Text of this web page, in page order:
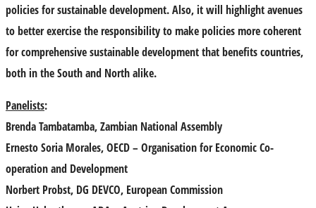
policies for sustainable development. Also, it will highlight avenues
to better exercise the responsibility to make policies more coherent
for comprehensive sustainable development that benefits countries,
both in the South and North alike.
Panelists:
Brenda Tambatamba, Zambian National Assembly
Ernesto Soria Morales, OECD – Organisation for Economic Co-
operation and Development
Norbert Probst, DG DEVCO, European Commission